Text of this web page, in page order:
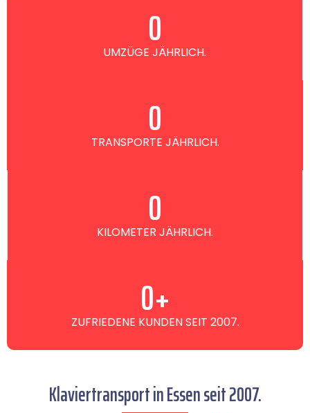
UMZÜGE JÄHRLICH.
0
TRANSPORTE JÄHRLICH.
0
KILOMETER JÄHRLICH.
0
ZUFRIEDENE KUNDEN SEIT 2007.
0+
Klaviertransport in Essen seit 2007.